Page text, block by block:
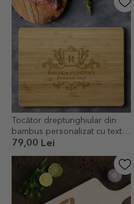
Tocător dreptunghiular din
bambus personalizat cu text -
Premium Chef
79,00 Lei